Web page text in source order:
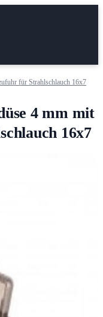
für Strahlschlauch 16x7
4 mm mit
16x7